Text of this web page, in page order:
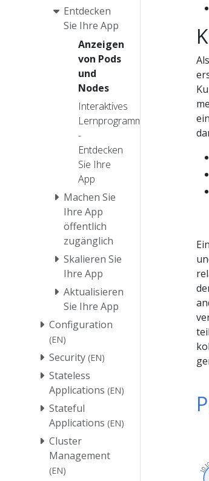
Entdecken
Sie Ihre App
Anzeigen
von Pods
und
Nodes
Interaktives
Lernprogramm
-
Entdecken
Sie Ihre
App
Machen Sie
Ihre App
öffentlich
zugänglich
Skalieren Sie
Ihre App
Aktualisieren
Sie Ihre App
Configuration
(EN)
Security (EN)
Stateless
Applications (EN)
Stateful
Applications (EN)
Cluster
Management
(EN)